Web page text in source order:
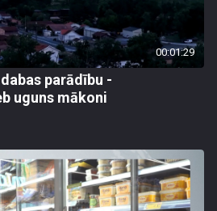
00:01:29
parādību -
uguns mākoni